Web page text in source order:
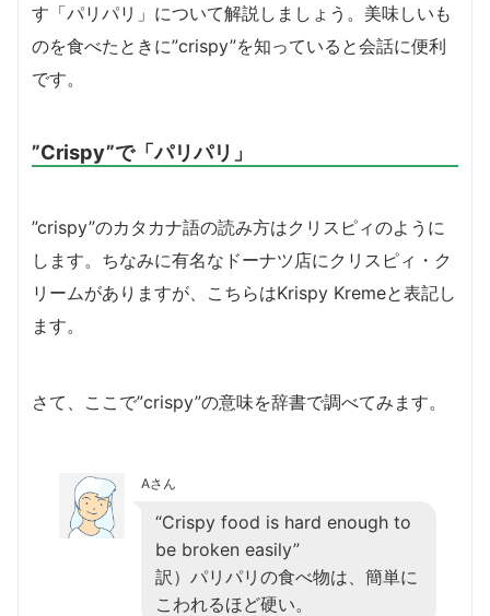
す「パリパリ」について解説しましょう。美味しいも
のを食べたときに”crispy”を知っていると会話に便利
です。
”Crispy”で「パリパリ」
”crispy”のカタカナ語の読み方はクリスピィのように
します。ちなみに有名なドーナツ店にクリスピィ・ク
リームがありますが、こちらはKrispy Kremeと表記し
ます。
さて、ここで”crispy”の意味を辞書で調べてみます。
Aさん
“Crispy food is hard enough to
be broken easily”
訳）パリパリの食べ物は、簡単に
こわれるほど硬い。